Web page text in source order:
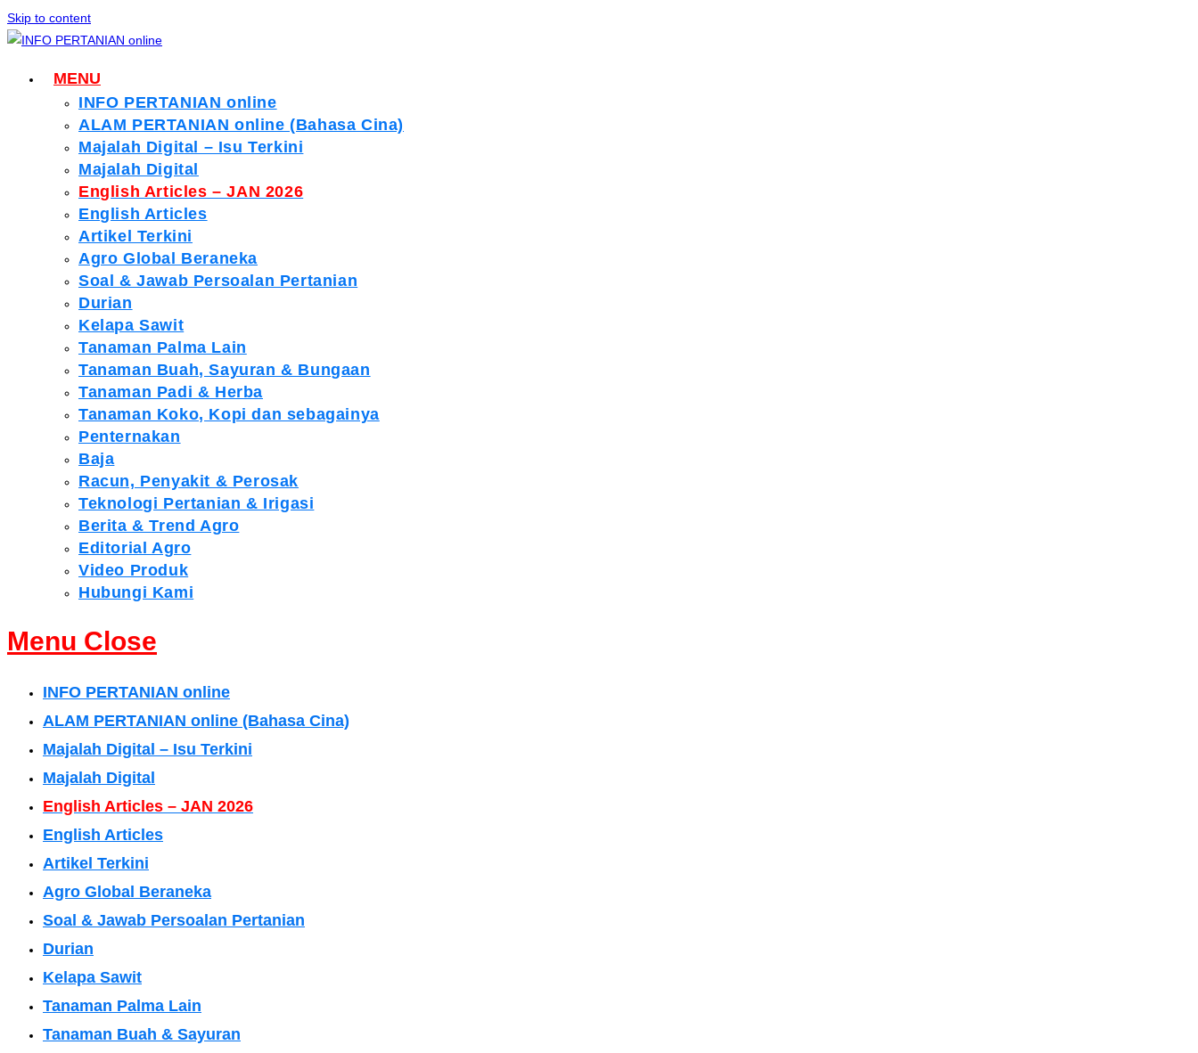
Skip to content
MENU
INFO PERTANIAN online
ALAM PERTANIAN online (Bahasa Cina)
Majalah Digital – Isu Terkini
Majalah Digital
English Articles – JAN 2026
English Articles
Artikel Terkini
Agro Global Beraneka
Soal & Jawab Persoalan Pertanian
Durian
Kelapa Sawit
Tanaman Palma Lain
Tanaman Buah, Sayuran & Bungaan
Tanaman Padi & Herba
Tanaman Koko, Kopi dan sebagainya
Penternakan
Baja
Racun, Penyakit & Perosak
Teknologi Pertanian & Irigasi
Berita & Trend Agro
Editorial Agro
Video Produk
Hubungi Kami
Menu Close
INFO PERTANIAN online
ALAM PERTANIAN online (Bahasa Cina)
Majalah Digital – Isu Terkini
Majalah Digital
English Articles – JAN 2026
English Articles
Artikel Terkini
Agro Global Beraneka
Soal & Jawab Persoalan Pertanian
Durian
Kelapa Sawit
Tanaman Palma Lain
Tanaman Buah & Sayuran